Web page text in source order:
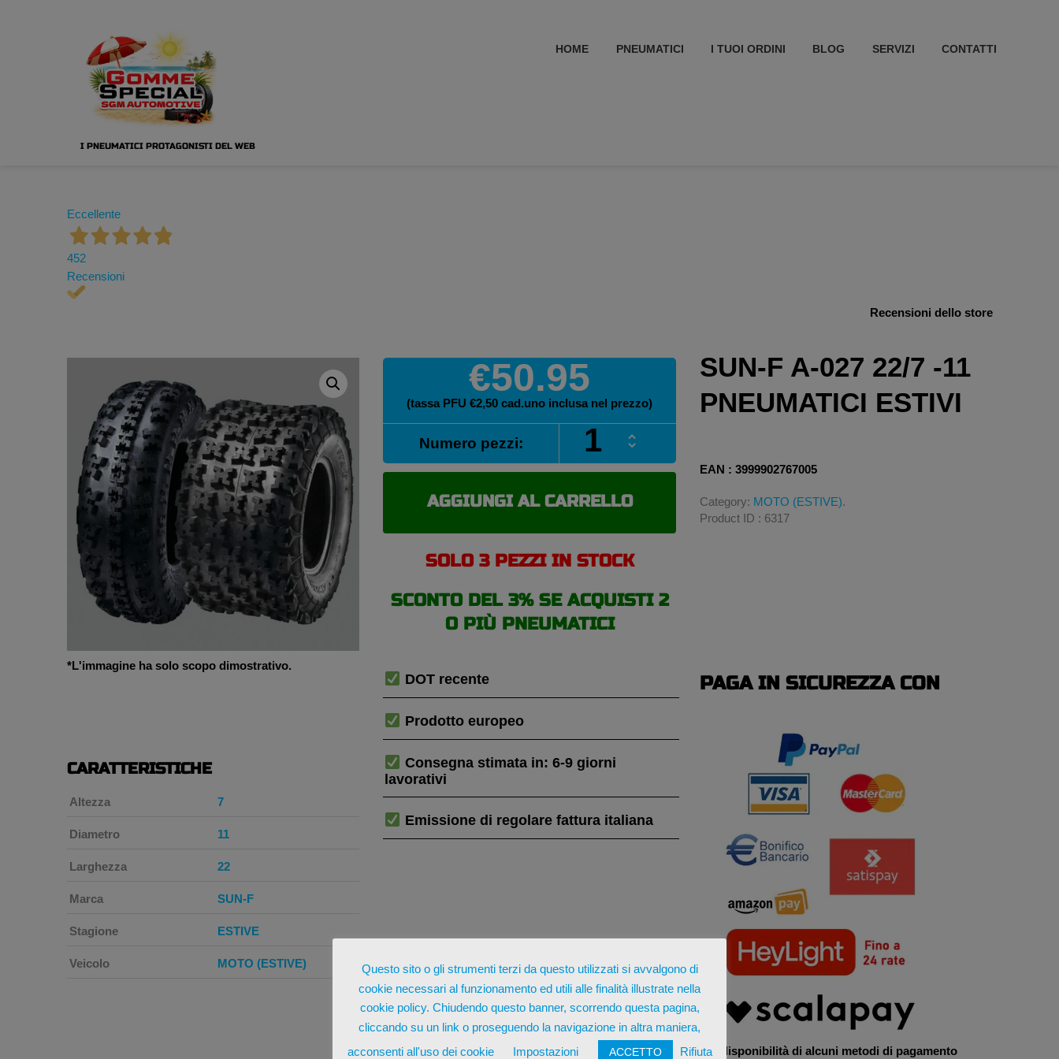
I PNEUMATICI PROTAGONISTI DEL WEB
HOME PNEUMATICI I TUOI ORDINI BLOG SERVIZI CONTATTI
Eccellente
452
Recensioni
Recensioni dello store
€50.95
(tassa PFU €2,50 cad.uno inclusa nel prezzo)
Numero pezzi:
SUN-
A-
22/7
pneumatici
quantità
AGGIUNGI AL CARRELLO
SOLO 3 PEZZI IN STOCK
SCONTO DEL 3% SE ACQUISTI 2
O PIÙ PNEUMATICI
SUN-F A-027 22/7 -11
PNEUMATICI ESTIVI
EAN : 3999902767005
Category: MOTO (ESTIVE).
Product ID : 6317
*L'immagine ha solo scopo dimostrativo.
CARATTERISTICHE
Altezza 7
Diametro 11
Larghezza 22
Marca SUN-F
Stagione ESTIVE
Veicolo MOTO (ESTIVE)
DOT recente
Prodotto europeo
Consegna stimata in: 6-9 giorni
lavorativi
Emissione di regolare fattura italiana
PAGA IN SICUREZZA CON
*La disponibilità di alcuni metodi di pagamento
Questo sito o gli strumenti terzi da questo utilizzati si avvalgono di
cookie necessari al funzionamento ed utili alle finalità illustrate nella
cookie policy. Chiudendo questo banner, scorrendo questa pagina,
cliccando su un link o proseguendo la navigazione in altra maniera,
acconsenti all'uso dei cookie
Impostazioni ACCETTO Rifiuta